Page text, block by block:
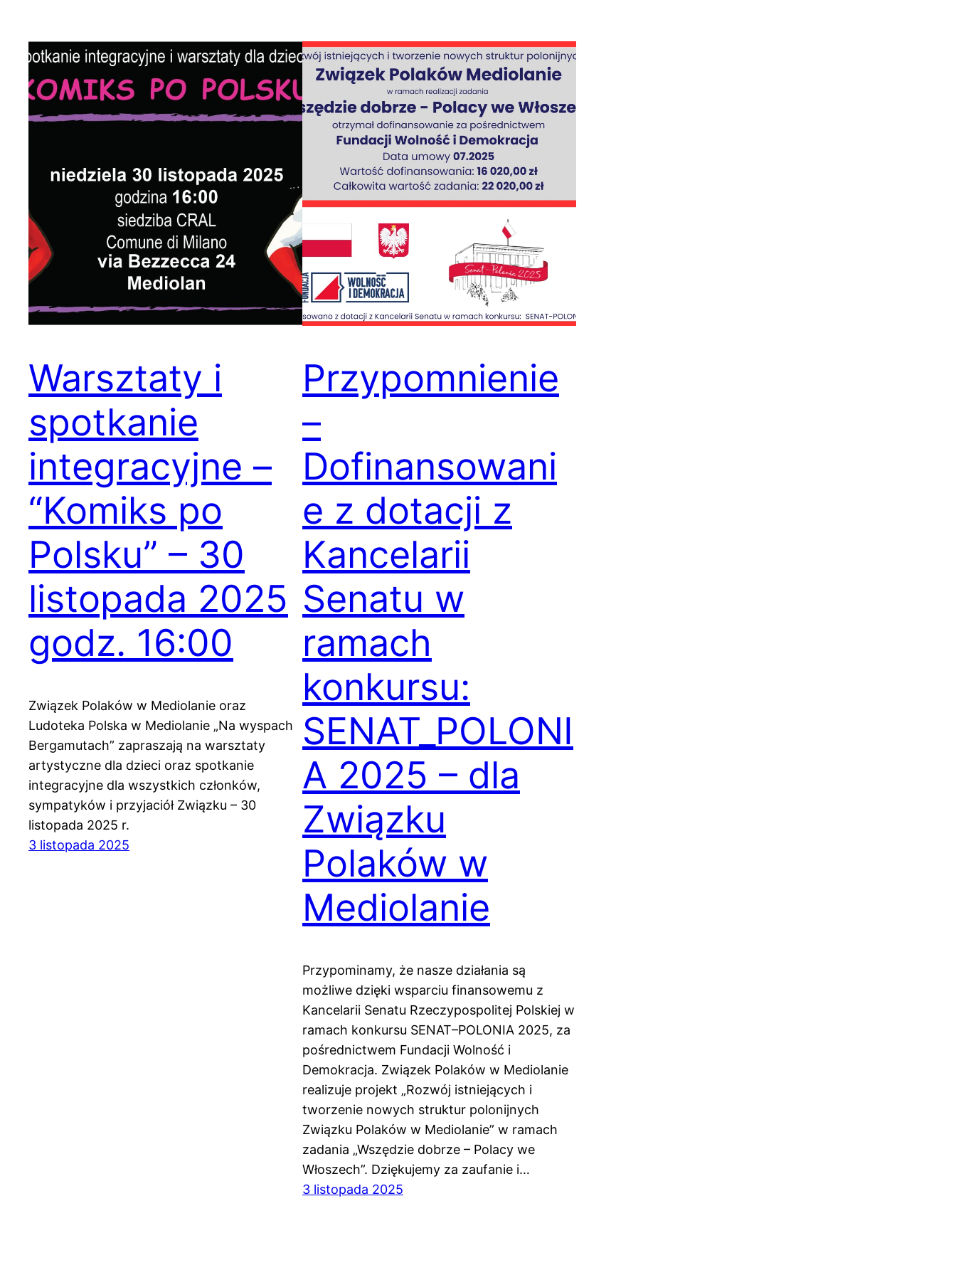
Warsztaty i
spotkanie
integracyjne –
“Komiks po
Polsku” – 30
listopada 2025
godz. 16:00
Związek Polaków w Mediolanie oraz
Ludoteka Polska w Mediolanie „Na wyspach
Bergamutach” zapraszają na warsztaty
artystyczne dla dzieci oraz spotkanie
integracyjne dla wszystkich członków,
sympatyków i przyjaciół Związku – 30
listopada 2025 r.
3 listopada 2025
Przypomnienie
–
Dofinansowani
e z dotacji z
Kancelarii
Senatu w
ramach
konkursu:
SENAT_POLONI
A 2025 – dla
Związku
Polaków w
Mediolanie
Przypominamy, że nasze działania są
możliwe dzięki wsparciu finansowemu z
Kancelarii Senatu Rzeczypospolitej Polskiej w
ramach konkursu SENAT–POLONIA 2025, za
pośrednictwem Fundacji Wolność i
Demokracja. Związek Polaków w Mediolanie
realizuje projekt „Rozwój istniejących i
tworzenie nowych struktur polonijnych
Związku Polaków w Mediolanie” w ramach
zadania „Wszędzie dobrze – Polacy we
Włoszech”. Dziękujemy za zaufanie i…
3 listopada 2025